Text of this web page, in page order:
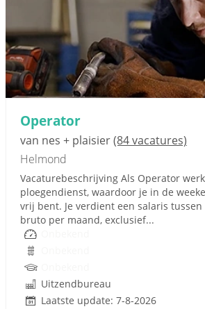
Operator
van nes + plaisier(84 vacatures)
Helmond
Vacaturebeschrijving Als Operator
ploegendienst, waardoor je in de
vrij bent. Je verdient een salaris tussen
bruto per maand, exclusief...
Uitzendbureau
Laatste update: 7-8-2026